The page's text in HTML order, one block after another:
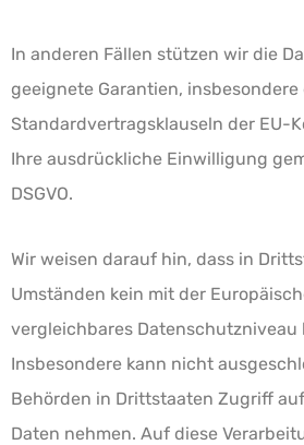
In anderen Fällen stützen wir die
geeignete Garantien, insbesondere
Standardvertragsklauseln der EU-
Ihre ausdrückliche Einwilligung
DSGVO.
Wir weisen darauf hin, dass in
Umständen kein mit der
vergleichbares Datenschutzniveau
Insbesondere kann nicht
Behörden in Drittstaaten Zugriff
Daten nehmen. Auf diese